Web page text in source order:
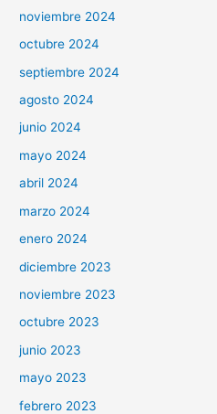
noviembre 2024
octubre 2024
septiembre 2024
agosto 2024
junio 2024
mayo 2024
abril 2024
marzo 2024
enero 2024
diciembre 2023
noviembre 2023
octubre 2023
junio 2023
mayo 2023
febrero 2023